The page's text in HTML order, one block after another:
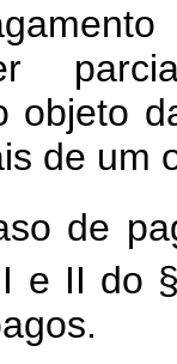
objeto
de um
de
e II do